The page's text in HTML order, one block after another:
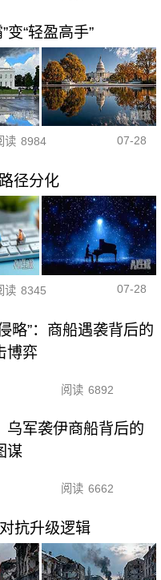
变“轻盈高手”
读 8984 07-28
径分化
读 8345 07-28
略”：商船遇袭背后的
博弈
阅读 6892
乌军袭伊商船背后的
谋
阅读 6662
抗升级逻辑